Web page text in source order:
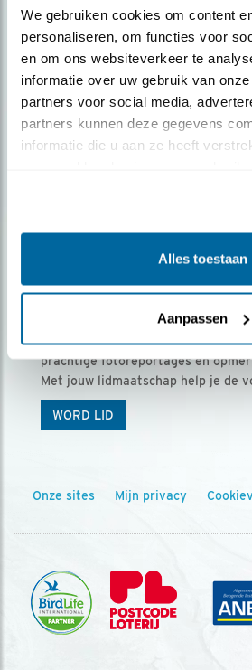
We gebruiken cookies om content
personaliseren, om functies voor
en om ons websiteverkeer te
informatie over uw gebruik van
partners voor social media,
partners kunnen deze gegevens
informatie die u aan ze heeft
Alles toestaan
Aanpassen
Ontvang 5 x Vogels voor €
Vogels is het tijdschrift voor onze
prachtige fotoreportages en
Met jouw lidmaatschap help je de
WORD LID
Onze sites Mijn privacy